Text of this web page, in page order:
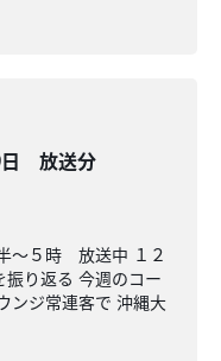
日 放送分
～５時 放送中 １２
り返る 今週のコー
ンジ常連客で 沖縄大